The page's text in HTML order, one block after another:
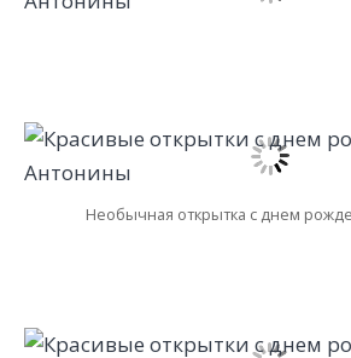
Необычная открытка с днем